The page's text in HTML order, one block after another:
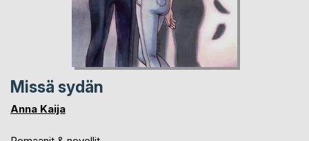
Missä sydän
Anna Kaija